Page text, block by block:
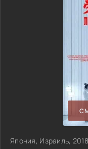
Япония, Израиль,